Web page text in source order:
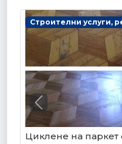
Интериорни врати
VP-01 Алабама
Previous